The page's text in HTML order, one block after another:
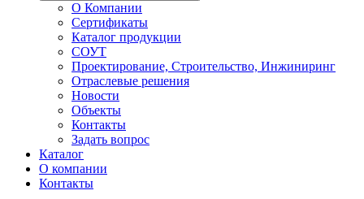
О Компании
Сертификаты
Каталог продукции
СОУТ
Проектирование, Строительство, Инжиниринг
Отраслевые решения
Новости
Объекты
Контакты
Задать вопрос
Каталог
О компании
Контакты